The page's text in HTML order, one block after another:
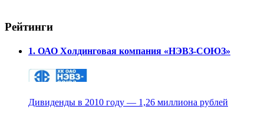
Рейтинги
1. ОАО Холдинговая компания «НЭВЗ-СОЮЗ»
Дивиденды в 2010 году — 1,26 миллиона рублей